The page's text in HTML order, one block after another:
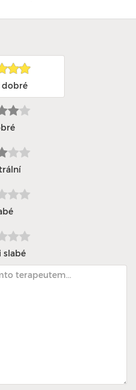
dobré
slabé